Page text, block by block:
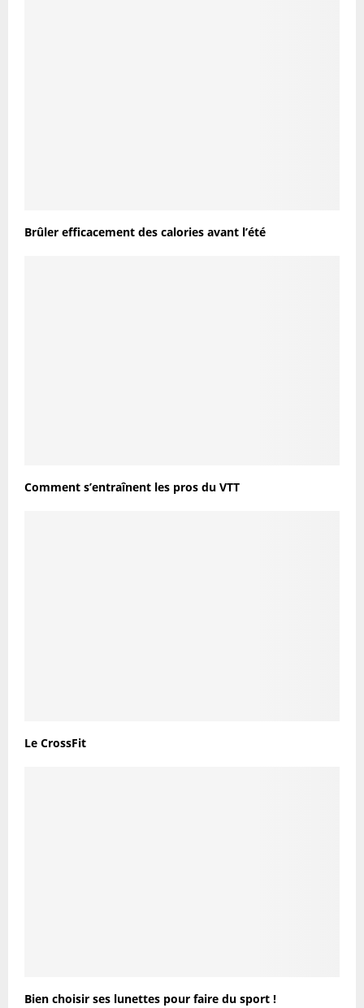
Brûler efficacement des calories avant l’été
Comment s’entraînent les pros du VTT
Le CrossFit
Bien choisir ses lunettes pour faire du sport !